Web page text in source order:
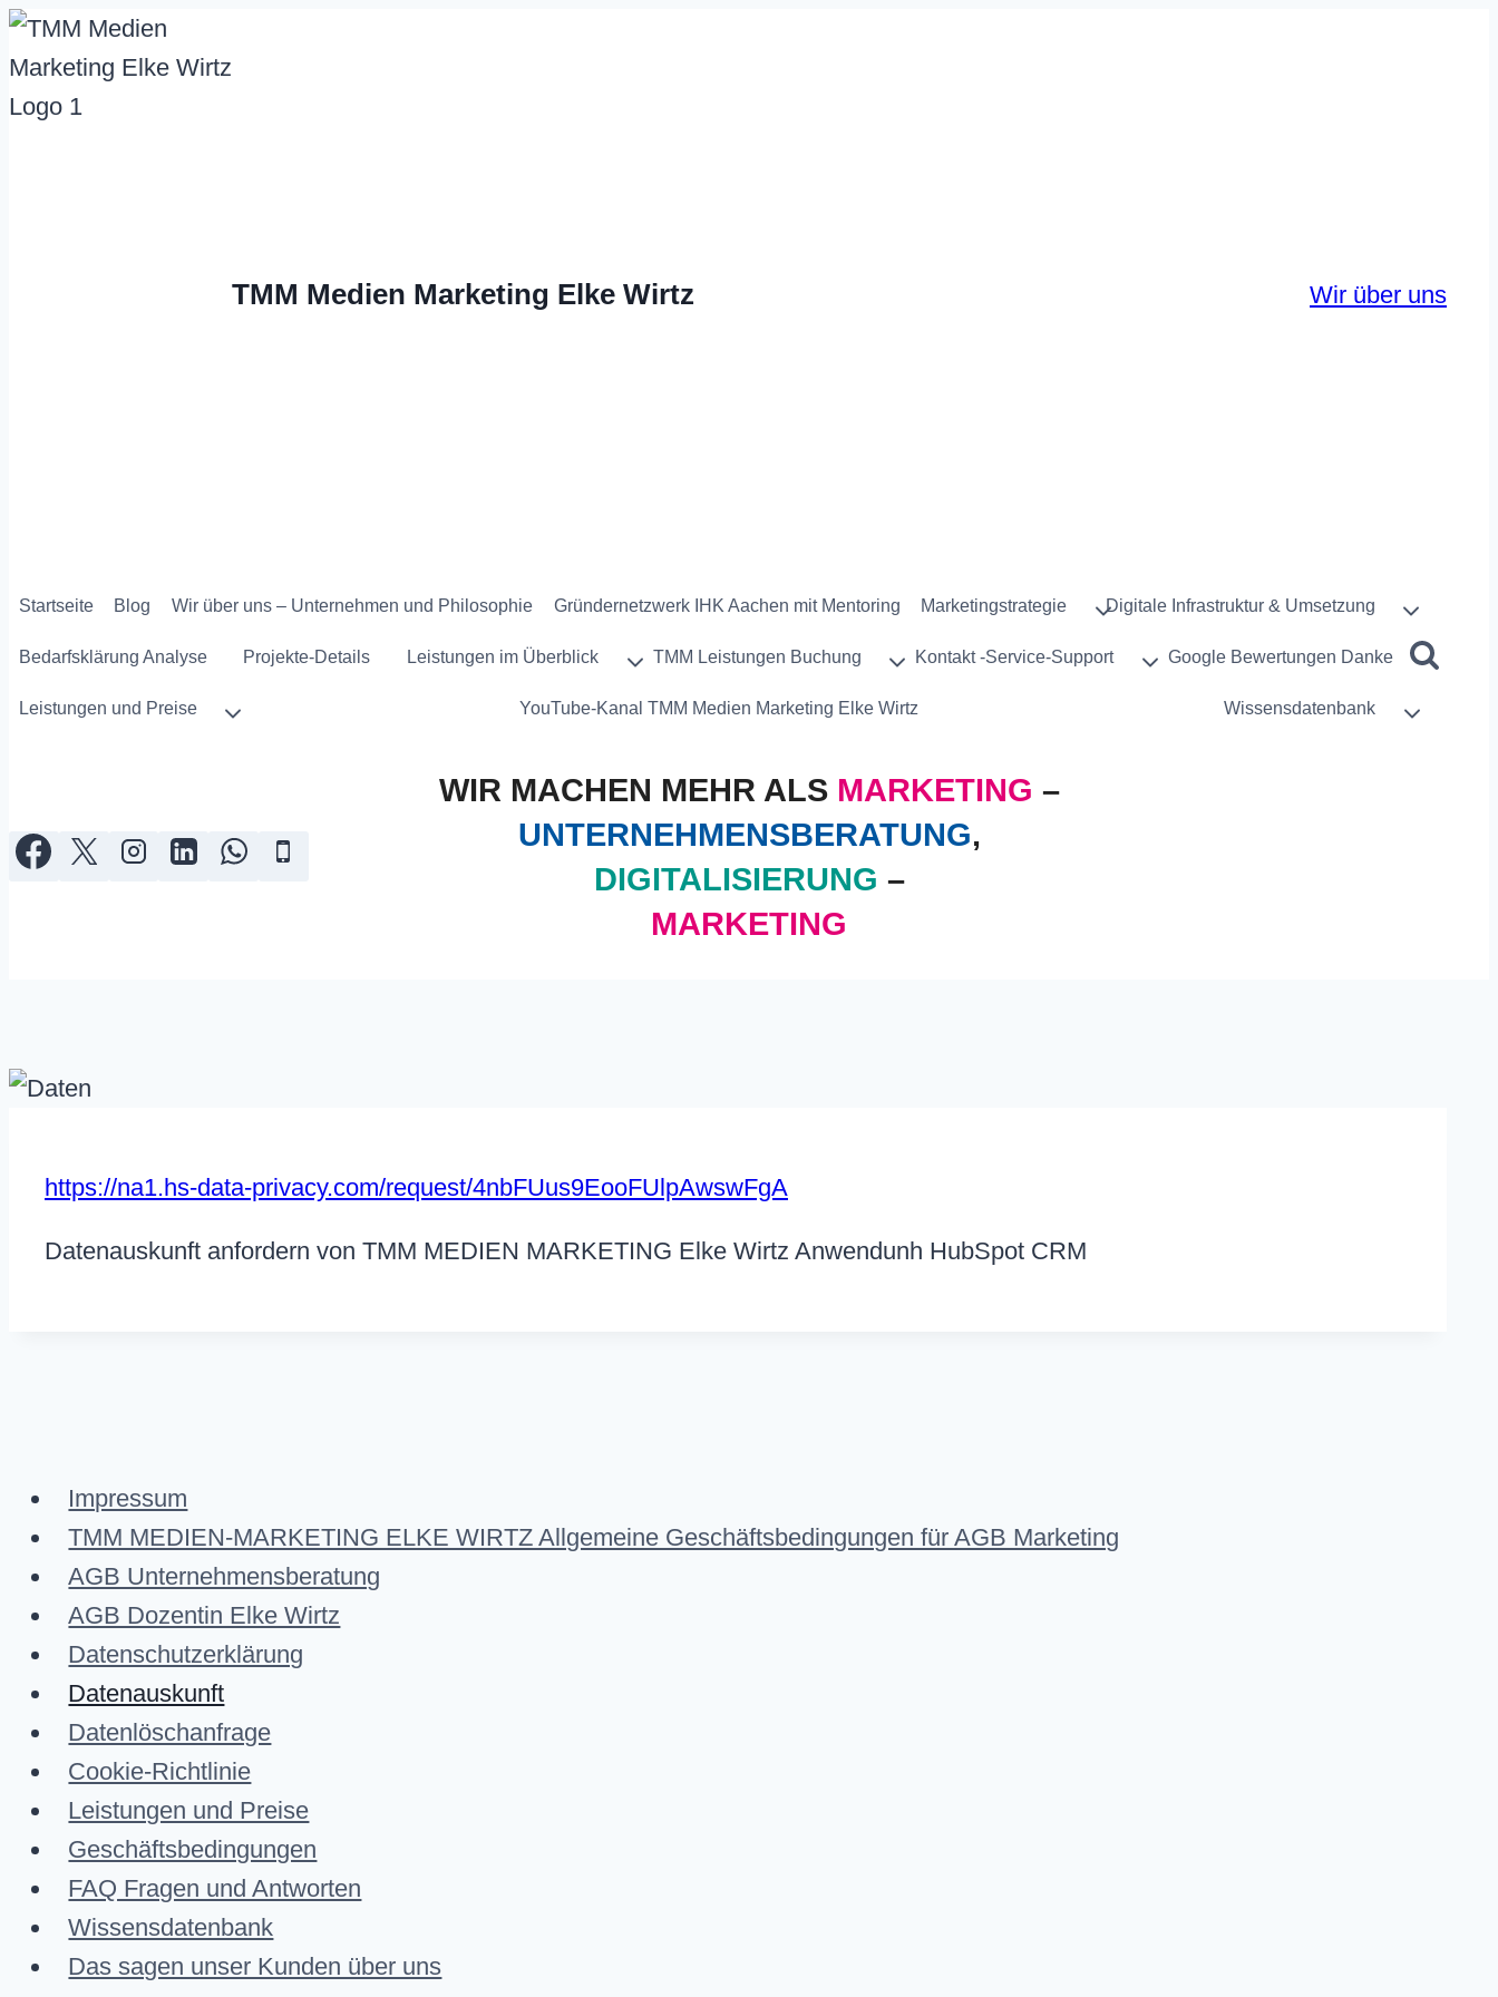
Zum
Inhalt
springen
TMM Medien Marketing Elke Wirtz Wir über uns
Startseite Blog Wir über uns – Unternehmen und Philosophie Gründernetzwerk IHK Aachen mit Mentoring Marketingstrategie Digitale Infrastruktur & Umsetzung
Bedarfsklärung Analyse Projekte-Details Leistungen im Überblick TMM Leistungen Buchung Kontakt -Service-Support Google Bewertungen Danke
Leistungen und Preise YouTube-Kanal TMM Medien Marketing Elke Wirtz Wissensdatenbank
WIR MACHEN MEHR ALS MARKETING –
UNTERNEHMENSBERATUNG,
DIGITALISIERUNG –
MARKETING
https://na1.hs-data-privacy.com/request/4nbFUus9EooFUlpAwswFgA
Datenauskunft anfordern von TMM MEDIEN MARKETING Elke Wirtz Anwendunh HubSpot CRM
Impressum
TMM MEDIEN-MARKETING ELKE WIRTZ Allgemeine Geschäftsbedingungen für AGB Marketing
AGB Unternehmensberatung
AGB Dozentin Elke Wirtz
Datenschutzerklärung
Datenauskunft
Datenlöschanfrage
Cookie-Richtlinie
Leistungen und Preise
Geschäftsbedingungen
FAQ Fragen und Antworten
Wissensdatenbank
Das sagen unser Kunden über uns